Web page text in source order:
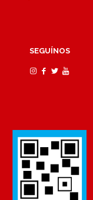
SEGUÍNOS